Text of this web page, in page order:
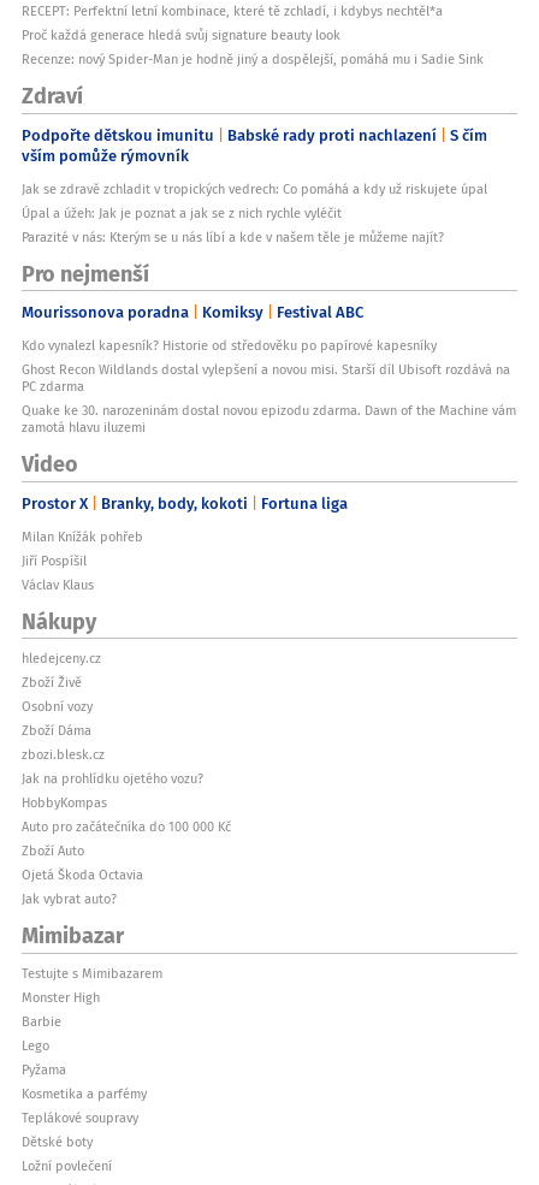
RECEPT: Perfektní letní kombinace, které tě zchladí, i kdybys nechtěl*a
Proč každá generace hledá svůj signature beauty look
Recenze: nový Spider-Man je hodně jiný a dospělejší, pomáhá mu i Sadie Sink
Zdraví
Podpořte dětskou imunitu Babské rady proti nachlazení S čím
vším pomůže rýmovník
Jak se zdravě zchladit v tropických vedrech: Co pomáhá a kdy už riskujete úpal
Úpal a úžeh: Jak je poznat a jak se z nich rychle vyléčit
Parazité v nás: Kterým se u nás líbí a kde v našem těle je můžeme najít?
Pro nejmenší
Mourissonova poradna Komiksy Festival ABC
Kdo vynalezl kapesník? Historie od středověku po papírové kapesníky
Ghost Recon Wildlands dostal vylepšení a novou misi. Starší díl Ubisoft rozdává na
PC zdarma
Quake ke 30. narozeninám dostal novou epizodu zdarma. Dawn of the Machine vám
zamotá hlavu iluzemi
Video
Prostor X Branky, body, kokoti Fortuna liga
Milan Knížák pohřeb
Jiří Pospíšil
Václav Klaus
Nákupy
hledejceny.cz
Zboží Živě
Osobní vozy
Zboží Dáma
zbozi.blesk.cz
Jak na prohlídku ojetého vozu?
HobbyKompas
Auto pro začátečníka do 100 000 Kč
Zboží Auto
Ojetá Škoda Octavia
Jak vybrat auto?
Mimibazar
Testujte s Mimibazarem
Monster High
Barbie
Lego
Pyžama
Kosmetika a parfémy
Teplákové soupravy
Dětské boty
Ložní povlečení